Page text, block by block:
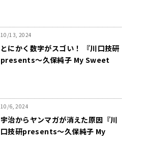
10/13, 2024
とにかく数字がスゴい！ 『川口技研
presents～久保純子 My Sweet
10/6, 2024
宇治からヤンマガが消えた原因『川
口技研presents～久保純子 My